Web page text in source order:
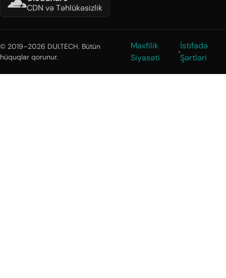
CDN və Təhlükəsizlik
© 2019–2026 DIJI.TECH. Bütün
hüquqlar qorunur.
Məxfilik
Siyasəti
İstifadə
Şərtləri